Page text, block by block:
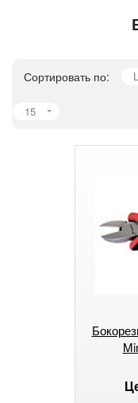
Сортировать по:
15